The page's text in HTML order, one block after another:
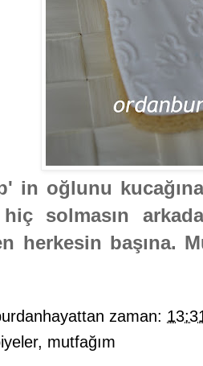
in oğlunu
solmasın
herkesin başına.
zaman:
, mutfağım